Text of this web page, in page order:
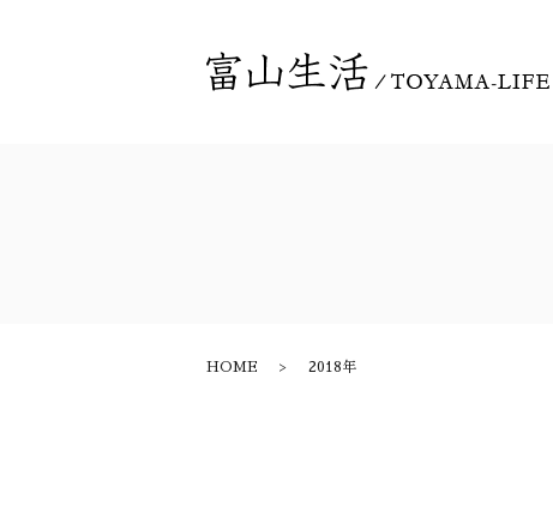
HOME 2018年